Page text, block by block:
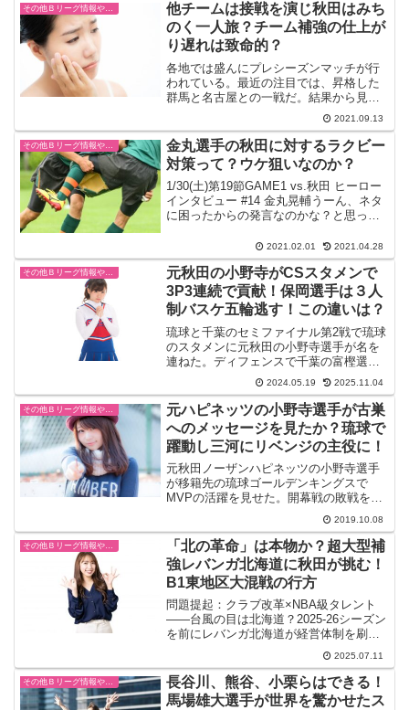
その他Ｂリーグ情報や試合結果
他チームは接戦を演じ秋田はみち
のく一人旅？チーム補強の仕上が
り遅れは致命的？
各地では盛んにプレシーズンマッチが行
われている。最近の注目では、昇格した
群馬と名古屋との一戦だ。結果から見れ
ば１０８ー８８の大差で名古屋が勝利し
た。名古屋は１クォータから３ｐシュー
トの精度がよく決まる。加えて新外国籍
選手もゴール下や３ｐシュ...
2021.09.13
金丸選手の秋田に対するラクビー
対策って？ウケ狙いなのか？
1/30(土)第19節GAME1 vs.秋田 ヒーロー
インタビュー #14 金丸晃輔うーん、ネタ
に困ったからの発言なのかな？と思って
は誉め言葉？接触が激しいということ？
彼のパフォーマンスには素晴らしく、
一...
2021.02.01 2021.04.28
その他Ｂリーグ情報や試合結果
元秋田の小野寺がCSスタメンで
3P3連続で貢献！保岡選手は３人
制バスケ五輪逃す！この違いは？
琉球と千葉のセミファイナル第2戦で琉球
のスタメンに元秋田の小野寺選手が名を
連ねた。ディフェンスで千葉の富樫選手
をマークして仕事をさせなかったし、得
点だほしいい場面で3続連続３Pを決め切
るステップアップを見せつけた。一方で
秋田を自由契約になっ...
2024.05.19 2025.11.04
元ハピネッツの小野寺選手が古巣
へのメッセージを見たか？琉球で
躍動し三河にリベンジの主役に！
元秋田ノーザンハピネッツの小野寺選手
が移籍先の琉球ゴールデンキングスで
MVPの活躍を見せた。開幕戦の敗戦をき
っちりリベンジできたその原動力になっ
ているのは本当に嬉しいし心強い。思え
ば、、、はあーあんな遠い地で、意地で
頑張ったのでしょうね。試...
2019.10.08
その他Ｂリーグ情報や試合結果
「北の革命」は本物か？超大型補
強レバンガ北海道に秋田が挑む！
B1東地区大混戦の行方
問題提起：クラブ改革×NBA級タレント
――台風の目は北海道？2025-26シーズン
を前にレバンガ北海道が経営体制を刷新
し、資本力とビジョンを兼ね備えた新オ
ーナー体制へ移行しました。そして真っ
先に着手したのが“最大級の選手補強”。シ
ーズン勝率...
2025.07.11
その他Ｂリーグ情報や試合結果
長谷川、熊谷、小栗らはできる！
馬場雄大選手が世界を驚かせたス